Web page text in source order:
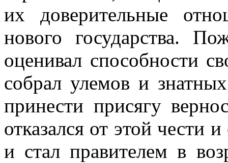
их доверительные
нового государства.
оценивал способности
собрал улемов и
принести присягу
отка­зался от этой чести
и стал правителем в